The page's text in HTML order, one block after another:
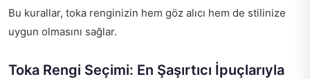
Bu kurallar, toka renginizin hem göz alıcı hem de stilinize
uygun olmasını sağlar.
Toka Rengi Seçimi: En Şaşırtıcı İpuçlarıyla